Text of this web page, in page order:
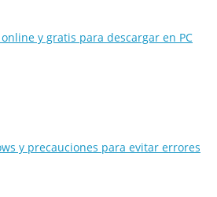
y gratis para descargar en PC
y precauciones para evitar errores